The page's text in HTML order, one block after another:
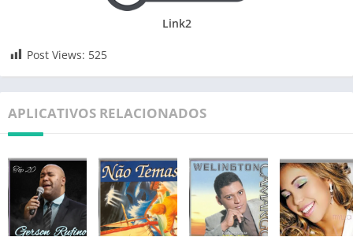
Link2
Post Views: 525
APLICATIVOS RELACIONADOS